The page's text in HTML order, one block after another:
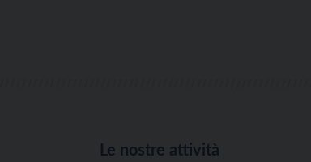
Le nostre attività